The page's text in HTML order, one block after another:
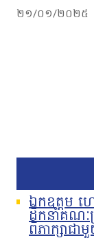
២១/០១/២០២៥
ឯកឧត្តម ហ
ដឹកនាំគណៈ
ពិភាក្សាជា